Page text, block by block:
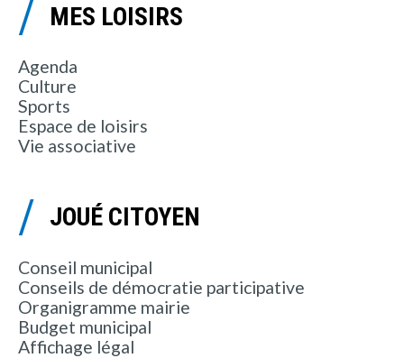
MES LOISIRS
Agenda
Culture
Sports
Espace de loisirs
Vie associative
JOUÉ CITOYEN
Conseil municipal
Conseils de démocratie participative
Organigramme mairie
Budget municipal
Affichage légal